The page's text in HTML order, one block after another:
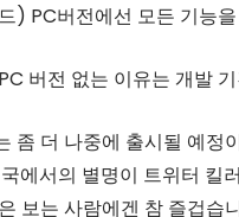
) PC버전에선 모든 기능
버전 없는 이유는 개발
좀 더 나중에 출시될 예정
에서의 별명이 트위터 킬
보는 사람에겐 참 즐겁습